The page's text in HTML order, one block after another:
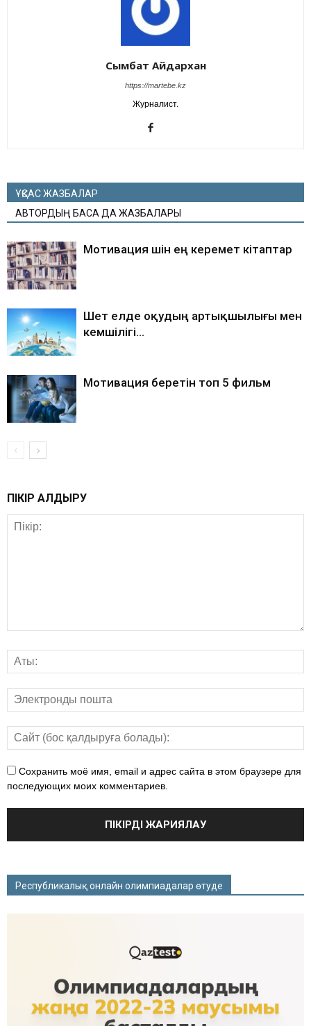
Сымбат Айдархан
https://martebe.kz
Журналист.
ҰҚСАС ЖАЗБАЛАР
АВТОРДЫҢ БАСҚА ДА ЖАЗБАЛАРЫ
Мотивация үшін ең керемет кітаптар
Шет елде оқудың артықшылығы мен
кемшілігі…
Мотивация беретін топ 5 фильм
ПІКІР ҚАЛДЫРУ
Сохранить моё имя, email и адрес сайта в этом браузере для
последующих моих комментариев.
Республикалық онлайн олимпиадалар өтуде